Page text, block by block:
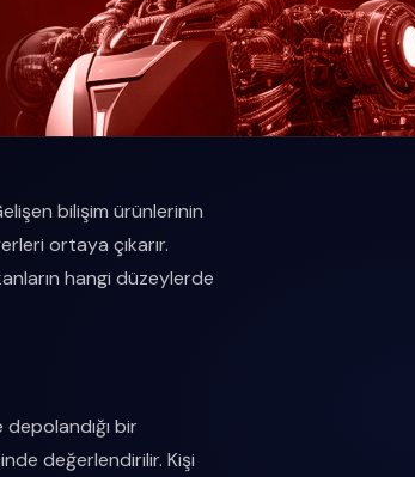
bilişim ürünlerinin
ortaya çıkarır.
hangi düzeylerde
depolandığı bir
değerlendirilir. Kişi